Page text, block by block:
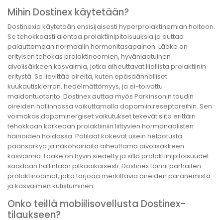
Mihin Dostinex käytetään?
Dostinexia käytetään ensisijaisesti hyperprolaktinemian hoitoon.
Se tehokkaasti alentaa prolaktiinipitoisuuksia ja auttaa
palauttamaan normaalin hormonitasapainon. Lääke on
erityisen tehokas prolaktinoomien, hyvänlaatuinen
aivolisäkkeen kasvaimia, jotka aiheuttavat liiallista prolaktiinin
eritystä. Se lievittää oireita, kuten epäsäännölliset
kuukautiskierron, hedelmättömyys, ja ei-toivottu
maidontuotanto. Dostinex auttaa myös Parkinsonin taudin
oireiden hallinnassa vaikuttamalla dopamiinireseptoreihin. Sen
voimakas dopaminergiset vaikutukset tekevät siitä erittäin
tehokkaan korkeaan prolaktiiniin liittyvien hormonaalisten
häiriöiden hoidossa. Potilaat kokevat usein helpotusta
päänsärkyä ja näköhäiriöitä aiheuttama aivolisäkkeen
kasvaimia. Lääke on hyvin siedetty ja sillä prolaktiinipitoisuudet
saadaan hallintaan pitkäaikaisesti. Dostinex toimii parhaiten
prolaktinoomat, joka tarjoaa merkittäviä oireiden paranemista
ja kasvaimen kutistuminen.
Onko teillä mobiilisovellusta Dostinex-
tilaukseen?